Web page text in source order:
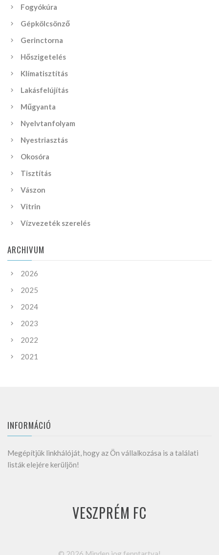
Fogyókúra
Gépkölcsönző
Gerinctorna
Hőszigetelés
Klímatisztítás
Lakásfelújítás
Műgyanta
Nyelvtanfolyam
Nyestriasztás
Okosóra
Tisztítás
Vászon
Vitrin
Vízvezeték szerelés
ARCHIVUM
2026
2025
2024
2023
2022
2021
INFORMÁCIÓ
Megépítjük linkhálóját, hogy az Ön vállalkozása is a találati
listák elejére kerüljön!
VESZPRÉM FC